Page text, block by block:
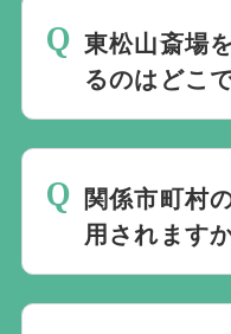
ん。
・一部日程では受付
・年末年始は運営内
をおすすめします。
東松山斎場
るのはどこ
する比企広域
ています。
関係市町村
用されます